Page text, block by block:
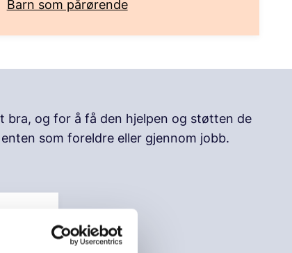
Barn som pårørende
bra, og for å få den hjelpen og støtten de
som foreldre eller gjennom jobb.